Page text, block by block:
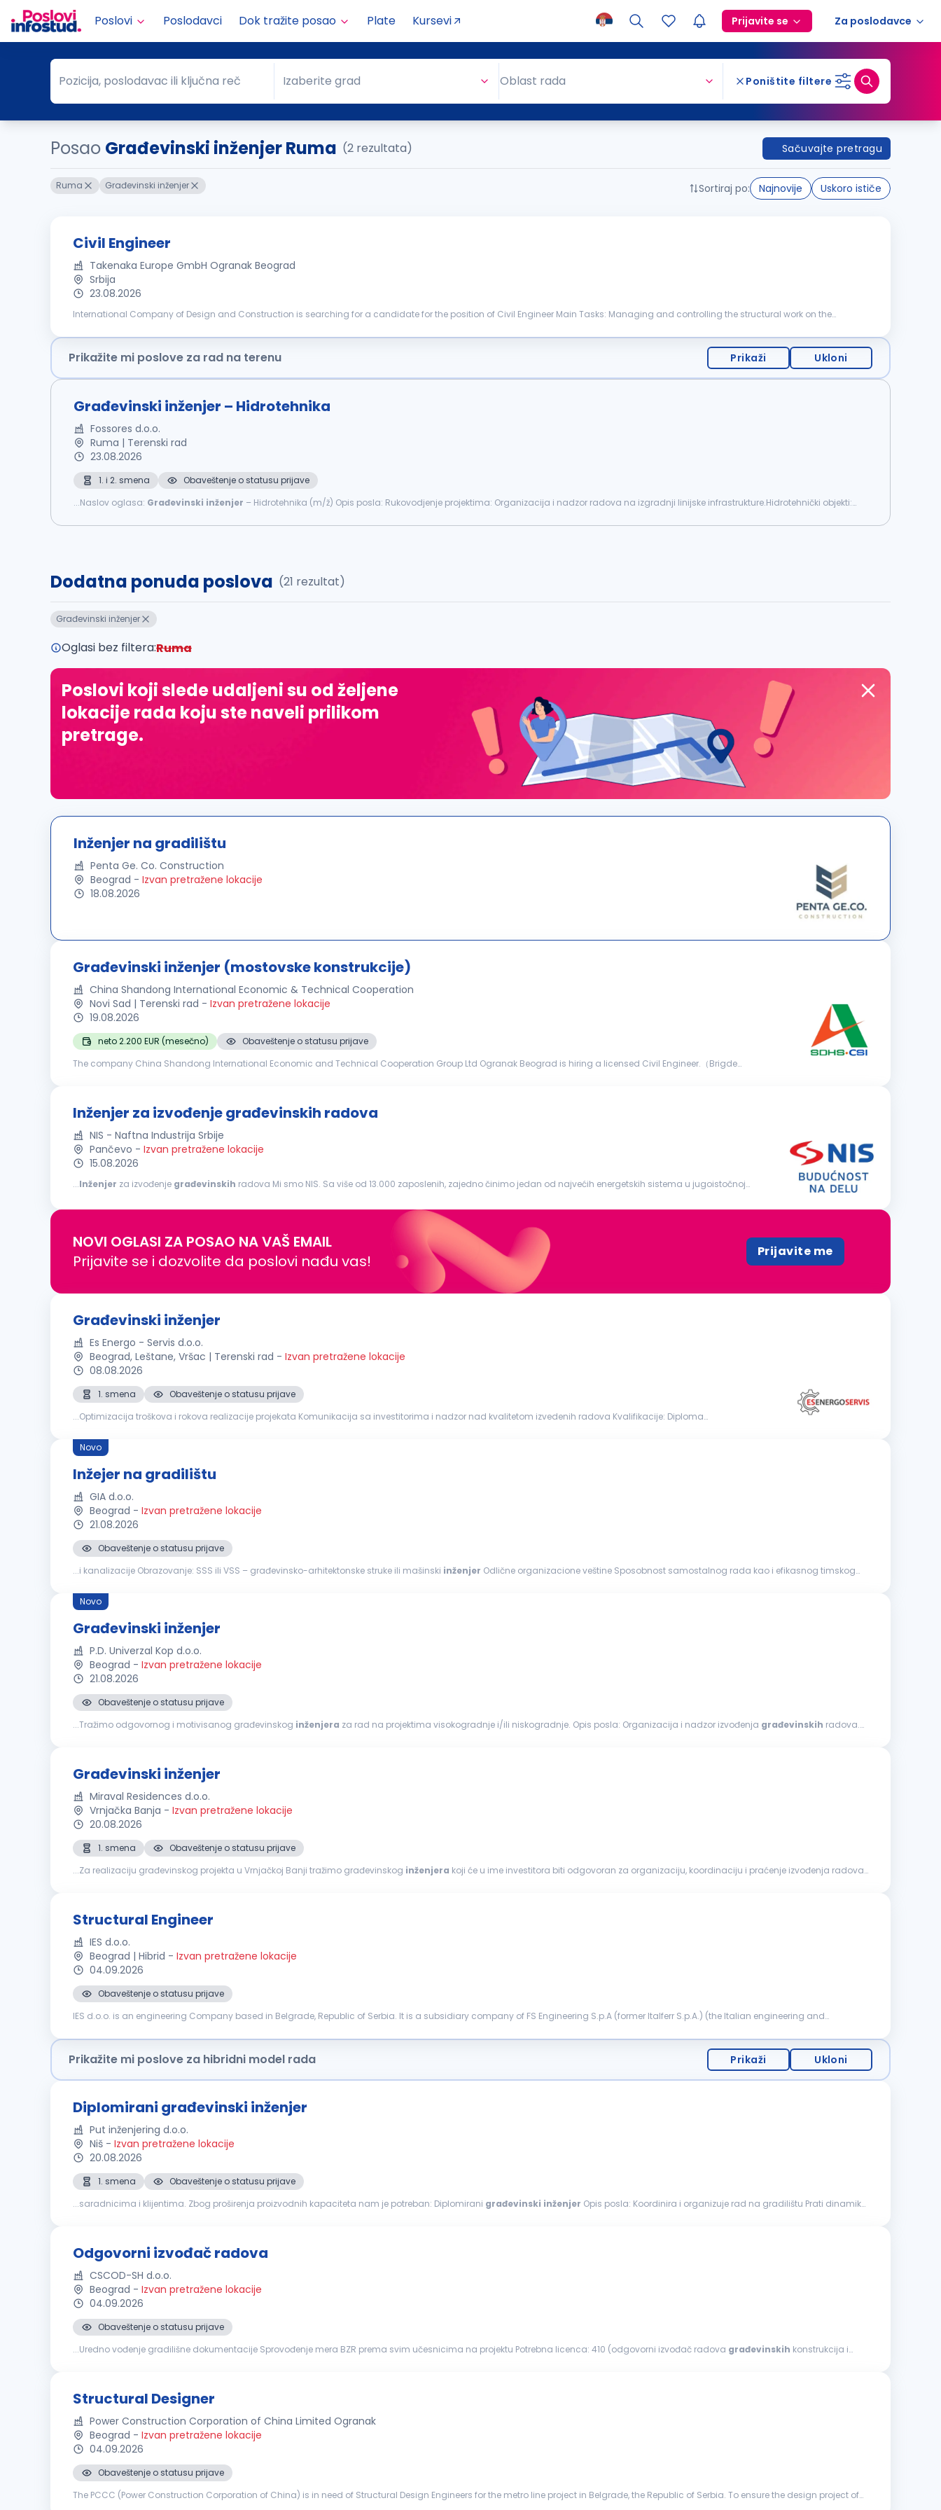
Poslovi Poslodavci Dok tražite posao Plate Kursevi Prijavite se Za poslodavce
Pozicija, poslodavac ili ključna reč
Pozicija, poslodavac ili ključna reč Grad
Izaberite grad Oblast rada Poništite filtere
Posao Građevinski inženjer Ruma (2 rezultata) Sačuvajte pretragu
Ruma Građevinski inženjer Sortiraj po: Najnovije Uskoro ističe
Civil Engineer
Takenaka Europe GmbH Ogranak Beograd
Srbija
23.08.2026
International Company of Design and Construction is searching for a candidate for the position of Civil Engineer Main Tasks: Managing and controlling the structural work on the
Prikažite mi poslove za rad na terenu Prikaži Ukloni
Građevinski inženjer – Hidrotehnika
Fossores d.o.o.
Ruma | Terenski rad
23.08.2026
1. i 2. smena
Obaveštenje o statusu prijave
...Naslov oglasa: Građevinski inženjer – Hidrotehnika (m/ž) Opis posla: Rukovodjenje projektima: Organizacija i nadzor radova na izgradnji linijske infrastrukture.Hidrotehnički objekti:
Dodatna ponuda poslova (21 rezultat)
Građevinski inženjer
Oglasi bez filtera:Ruma
Poslovi koji slede udaljeni su od željene
lokacije rada koju ste naveli prilikom
pretrage.
Inženjer na gradilištu
Penta Ge. Co. Construction
Beograd - Izvan pretražene lokacije
18.08.2026
Građevinski inženjer (mostovske konstrukcije)
China Shandong International Economic & Technical Cooperation
Novi Sad | Terenski rad - Izvan pretražene lokacije
19.08.2026
neto 2.200 EUR (mesečno)
Obaveštenje o statusu prijave
The company China Shandong International Economic and Technical Cooperation Group Ltd Ogranak Beograd is hiring a licensed Civil Engineer.（Brigde
Inženjer za izvođenje građevinskih radova
NIS - Naftna Industrija Srbije
Pančevo - Izvan pretražene lokacije
15.08.2026
...Inženjer za izvođenje građevinskih radova Mi smo NIS. Sa više od 13.000 zaposlenih, zajedno činimo jedan od najvećih energetskih sistema u jugoistočnoj
NOVI OGLASI ZA POSAO NA VAŠ EMAIL
Prijavite se i dozvolite da poslovi nađu vas!
Prijavite me
Građevinski inženjer
Es Energo - Servis d.o.o.
Beograd, Leštane, Vršac | Terenski rad - Izvan pretražene lokacije
08.08.2026
1. smena
Obaveštenje o statusu prijave
...Optimizacija troškova i rokova realizacije projekata Komunikacija sa investitorima i nadzor nad kvalitetom izvedenih radova Kvalifikacije: Diploma
Novo
Inžejer na gradilištu
GIA d.o.o.
Beograd - Izvan pretražene lokacije
21.08.2026
Obaveštenje o statusu prijave
...i kanalizacije Obrazovanje: SSS ili VSS – građevinsko-arhitektonske struke ili mašinski inženjer Odlične organizacione veštine Sposobnost samostalnog rada kao i efikasnog timskog
Novo
Građevinski inženjer
P.D. Univerzal Kop d.o.o.
Beograd - Izvan pretražene lokacije
21.08.2026
Obaveštenje o statusu prijave
...Tražimo odgovornog i motivisanog građevinskog inženjera za rad na projektima visokogradnje i/ili niskogradnje. Opis posla: Organizacija i nadzor izvođenja građevinskih radova.
Građevinski inženjer
Miraval Residences d.o.o.
Vrnjačka Banja - Izvan pretražene lokacije
20.08.2026
1. smena
Obaveštenje o statusu prijave
...Za realizaciju građevinskog projekta u Vrnjačkoj Banji tražimo građevinskog inženjera koji će u ime investitora biti odgovoran za organizaciju, koordinaciju i praćenje izvođenja radova,
Structural Engineer
IES d.o.o.
Beograd | Hibrid - Izvan pretražene lokacije
04.09.2026
Obaveštenje o statusu prijave
IES d.o.o. is an engineering Company based in Belgrade, Republic of Serbia. It is a subsidiary company of FS Engineering S.p.A (former Italferr S.p.A.) (the Italian engineering and
Prikažite mi poslove za hibridni model rada Prikaži Ukloni
Diplomirani građevinski inženjer
Put inženjering d.o.o.
Niš - Izvan pretražene lokacije
20.08.2026
1. smena
Obaveštenje o statusu prijave
...saradnicima i klijentima. Zbog proširenja proizvodnih kapaciteta nam je potreban: Diplomirani građevinski inženjer Opis posla: Koordinira i organizuje rad na gradilištu Prati dinamiku
Odgovorni izvođač radova
CSCOD-SH d.o.o.
Beograd - Izvan pretražene lokacije
04.09.2026
Obaveštenje o statusu prijave
...Uredno vođenje gradilišne dokumentacije Sprovođenje mera BZR prema svim učesnicima na projektu Potrebna licenca: 410 (odgovorni izvođač radova građevinskih konstrukcija i
Structural Designer
Power Construction Corporation of China Limited Ogranak
Beograd - Izvan pretražene lokacije
04.09.2026
Obaveštenje o statusu prijave
The PCCC (Power Construction Corporation of China) is in need of Structural Design Engineers for the metro line project in Belgrade, the Republic of Serbia. To ensure the design project of